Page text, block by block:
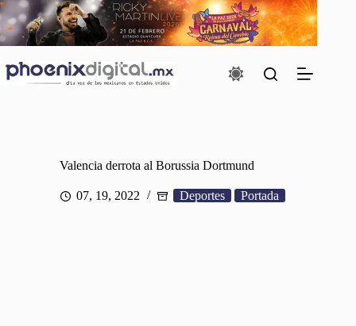
Saltar
al
contenido
Valencia derrota al Borussia Dortmund
07, 19, 2022 Deportes Portada